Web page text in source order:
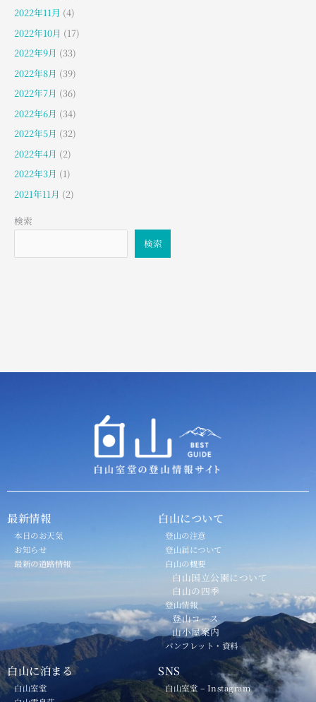
2022年11月 (4)
2022年10月 (17)
2022年9月 (33)
2022年8月 (39)
2022年7月 (36)
2022年6月 (34)
2022年5月 (32)
2022年4月 (2)
2022年3月 (1)
2021年11月 (2)
検索
検索
最新情報
本日のお天気
お知らせ
最新の道路情報
白山について
登山の注意
登山届について
白山の概要
白山国立公園について
白山の四季
登山情報
登山コース
山小屋案内
パンフレット・資料
白山に泊まる
白山室堂
SNS
白山室堂 – Instagram